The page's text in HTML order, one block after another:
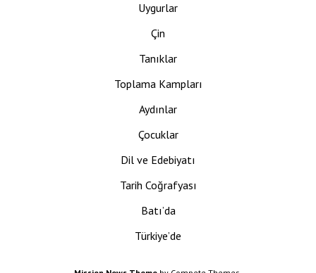
Uygurlar
Çin
Tanıklar
Toplama Kampları
Aydınlar
Çocuklar
Dil ve Edebiyatı
Tarih Coğrafyası
Batı’da
Türkiye’de